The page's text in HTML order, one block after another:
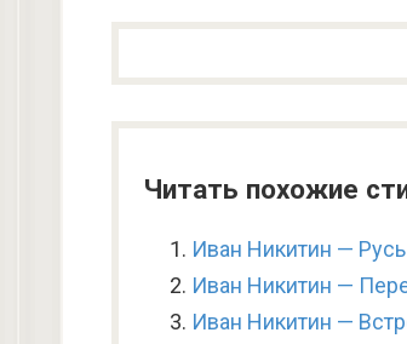
Читать похожие
Иван Никитин — Русь
Иван Никитин —
Иван Никитин —